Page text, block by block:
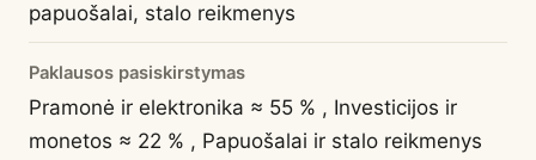
papuošalai, stalo reikmenys
Paklausos pasiskirstymas
Pramonė ir elektronika ≈ 55 % , Investicijos ir
monetos ≈ 22 % , Papuošalai ir stalo reikmenys